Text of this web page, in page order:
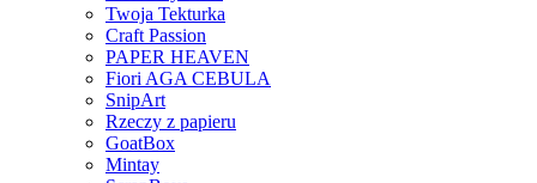
Twoja Tekturka
Craft Passion
PAPER HEAVEN
Fiori AGA CEBULA
SnipArt
Rzeczy z papieru
GoatBox
Mintay